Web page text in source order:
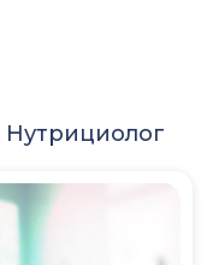
Нутрициолог